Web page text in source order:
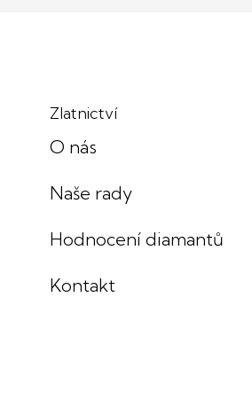
Zlatnictví
O nás
Naše rady
Hodnocení diamantů
Kontakt